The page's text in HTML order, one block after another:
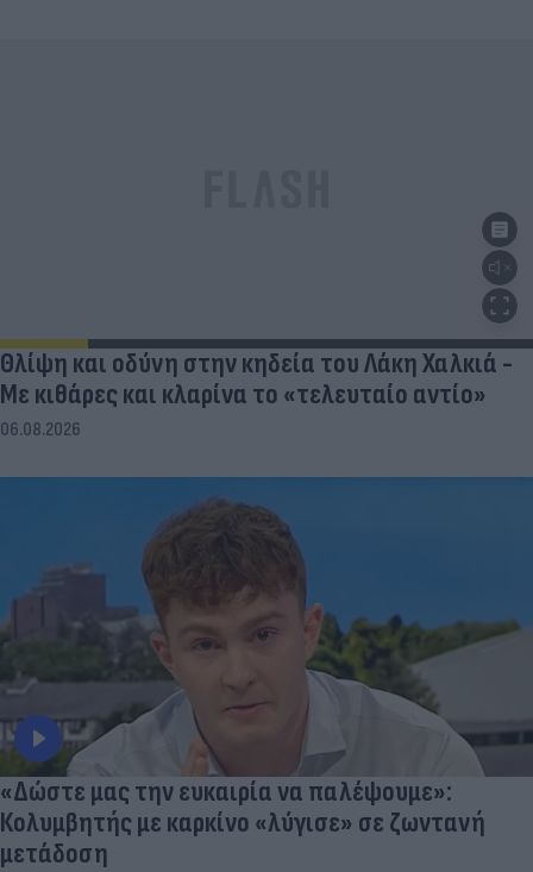
Θλίψη και οδύνη στην κηδεία του Λάκη Χαλκιά -
Με κιθάρες και κλαρίνα το «τελευταίο αντίο»
06.08.2026
«Δώστε μας την ευκαιρία να παλέψουμε»:
Κολυμβητής με καρκίνο «λύγισε» σε ζωντανή
μετάδοση